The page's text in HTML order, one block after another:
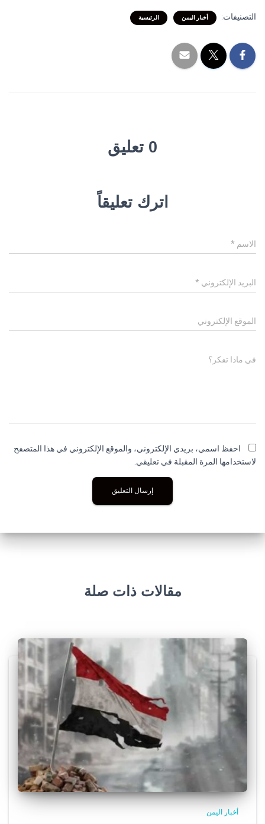
التصنيفات: أخبار اليمن الرئيسية
0 تعليق
اترك تعليقاً
الاسم *
البريد الإلكتروني *
الموقع الإلكتروني
في ماذا تفكر؟
احفظ اسمي، بريدي الإلكتروني، والموقع الإلكتروني في هذا المتصفح
لاستخدامها المرة المقبلة في تعليقي.
مقالات ذات صلة
أخبار اليمن